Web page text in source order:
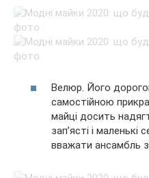
Велюр. Його
самостійною
майці досить
зап’ясті і
вважати ансамбль